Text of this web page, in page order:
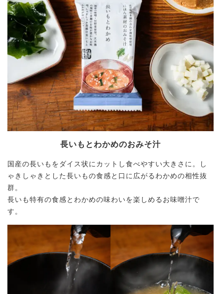
長いもとわかめのおみそ汁
国産の長いもをダイス状にカットし食べやすい大きさに。し
ゃきしゃきとした長いもの食感と口に広がるわかめの相性抜
群。
長いも特有の食感とわかめの味わいを楽しめるお味噌汁で
す。